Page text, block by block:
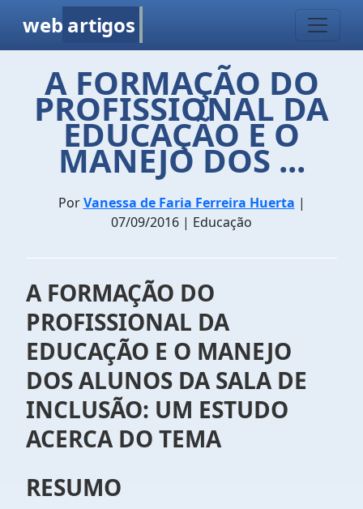
web artigos
A FORMAÇÃO DO
PROFISSIONAL DA
EDUCAÇÃO E O
MANEJO DOS ...
PorVanessa de Faria Ferreira Huerta |
07/09/2016 | Educação
A FORMAÇÃO DO
PROFISSIONAL DA
EDUCAÇÃO E O MANEJO
DOS ALUNOS DA SALA DE
INCLUSÃO: UM ESTUDO
ACERCA DO TEMA
RESUMO